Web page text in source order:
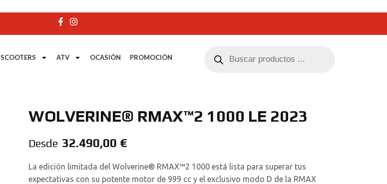
SCOOTERS ATV OCASIÓN PROMOCIÓN
WOLVERINE® RMAX™2 1000 LE 2023
Desde 32.490,00 €
La edición limitada del Wolverine® RMAX™2 1000 está lista para superar tus
expectativas con su potente motor de 999 cc y el exclusivo modo D de la RMAX